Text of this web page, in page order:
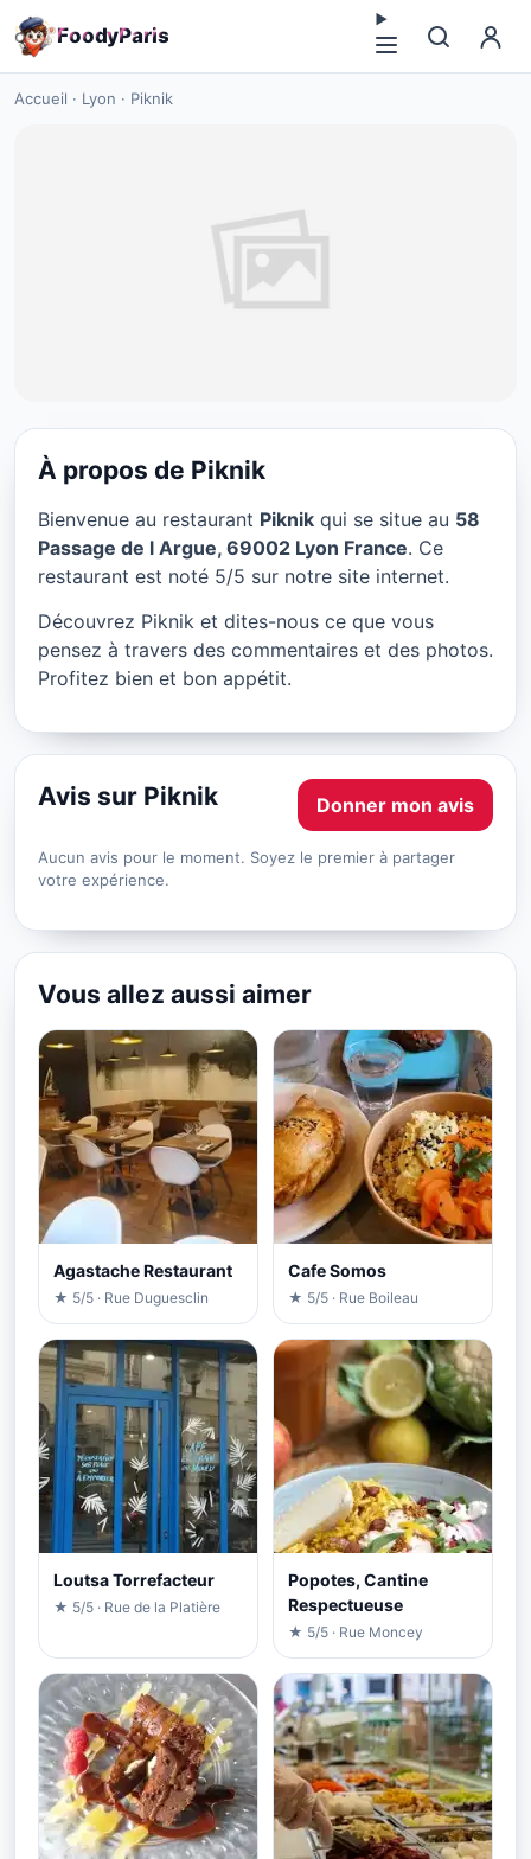
FoodyParis
Accueil · Lyon · Piknik
Piknik à Lyon
★ 5/5
À propos de Piknik
Bienvenue au restaurant Piknik qui se situe au 58
Passage de l Argue, 69002 Lyon France. Ce
restaurant est noté 5/5 sur notre site internet.
Découvrez Piknik et dites-nous ce que vous
pensez à travers des commentaires et des photos.
Profitez bien et bon appétit.
Avis sur Piknik Donner mon avis
Aucun avis pour le moment. Soyez le premier à partager
votre expérience.
Vous allez aussi aimer
Agastache Restaurant
★ 5/5 · Rue Duguesclin
Cafe Somos
★ 5/5 · Rue Boileau
Loutsa Torrefacteur
★ 5/5 · Rue de la Platière
Popotes, Cantine
Respectueuse
★ 5/5 · Rue Moncey